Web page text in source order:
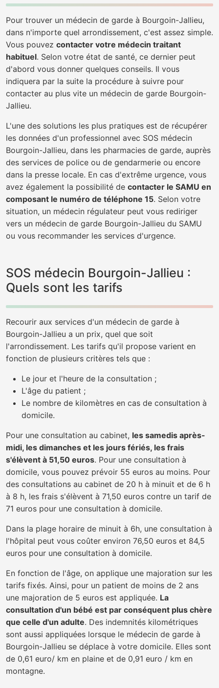
Pour trouver un médecin de garde à Bourgoin-Jallieu,
dans n'importe quel arrondissement, c'est assez simple.
Vous pouvez contacter votre médecin traitant
habituel. Selon votre état de santé, ce dernier peut
d'abord vous donner quelques conseils. Il vous
indiquera par la suite la procédure à suivre pour
contacter au plus vite un médecin de garde Bourgoin-
Jallieu.
L'une des solutions les plus pratiques est de récupérer
les données d'un professionnel avec SOS médecin
Bourgoin-Jallieu, dans les pharmacies de garde, auprès
des services de police ou de gendarmerie ou encore
dans la presse locale. En cas d'extrême urgence, vous
avez également la possibilité de contacter le SAMU en
composant le numéro de téléphone 15. Selon votre
situation, un médecin régulateur peut vous rediriger
vers un médecin de garde Bourgoin-Jallieu du SAMU
ou vous recommander les services d'urgence.
SOS médecin Bourgoin-Jallieu :
Quels sont les tarifs
Recourir aux services d'un médecin de garde à
Bourgoin-Jallieu a un prix, quel que soit
l'arrondissement. Les tarifs qu'il propose varient en
fonction de plusieurs critères tels que :
Le jour et l'heure de la consultation ;
L'âge du patient ;
Le nombre de kilomètres en cas de consultation à
domicile.
Pour une consultation au cabinet, les samedis après-
midi, les dimanches et les jours fériés, les frais
s'élèvent à 51,50 euros. Pour une consultation à
domicile, vous pouvez prévoir 55 euros au moins. Pour
des consultations au cabinet de 20 h à minuit et de 6 h
à 8 h, les frais s'élèvent à 71,50 euros contre un tarif de
71 euros pour une consultation à domicile.
Dans la plage horaire de minuit à 6h, une consultation à
l'hôpital peut vous coûter environ 76,50 euros et 84,5
euros pour une consultation à domicile.
En fonction de l'âge, on applique une majoration sur les
tarifs fixés. Ainsi, pour un patient de moins de 2 ans
une majoration de 5 euros est appliquée. La
consultation d'un bébé est par conséquent plus chère
que celle d'un adulte. Des indemnités kilométriques
sont aussi appliquées lorsque le médecin de garde à
Bourgoin-Jallieu se déplace à votre domicile. Elles sont
de 0,61 euro/ km en plaine et de 0,91 euro / km en
montagne.